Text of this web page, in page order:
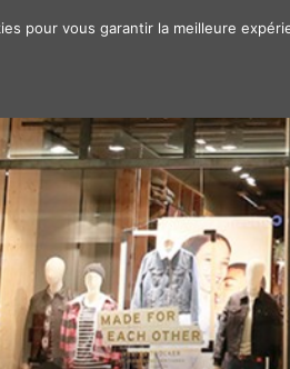
Chiffres clés Nos solutions
SECTEUR
MODE
OBJECTIF
pour vous garantir la meilleure